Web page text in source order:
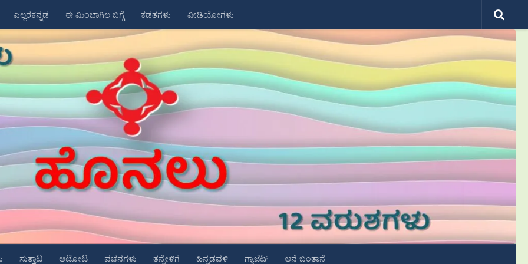
ಎಲ್ಲರಕನ್ನಡ ಈ ಮಿಂಬಾಗಿಲ ಬಗ್ಗೆ ಕಡತಗಳು ವೀಡಿಯೋಗಳು
ಸುತ್ತಾಟ ಆಟೋಟ ವಚನಗಳು ತನ್ನೇಳಿಗೆ ಹಿನ್ನಡವಳಿ ಗ್ಯಾಜೆಟ್ ಆನೆ ಬಂತಾನೆ